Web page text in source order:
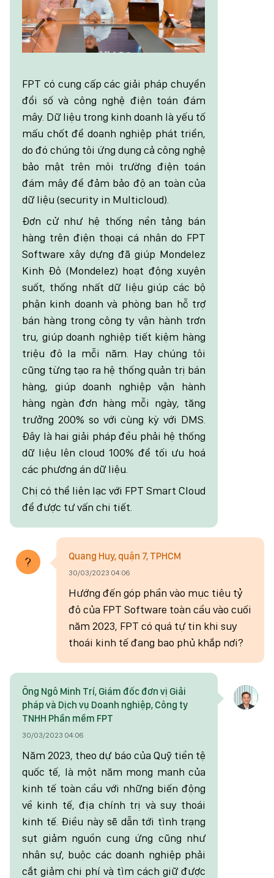
FPT có cung cấp các giải pháp chuyển
đổi số và công nghệ điện toán đám
mây. Dữ liệu trong kinh doanh là yếu tố
mấu chốt để doanh nghiệp phát triển,
do đó chúng tôi ứng dụng cả công nghệ
bảo mật trên môi trường điện toán
đám mây để đảm bảo độ an toàn của
dữ liệu (security in Multicloud).
Đơn cử như hệ thống nền tảng bán
hàng trên điện thoại cá nhân do FPT
Software xây dựng đã giúp Mondelez
Kinh Đô (Mondelez) hoạt động xuyên
suốt, thống nhất dữ liệu giúp các bộ
phận kinh doanh và phòng ban hỗ trợ
bán hàng trong công ty vận hành trơn
tru, giúp doanh nghiệp tiết kiệm hàng
triệu đô la mỗi năm. Hay chúng tôi
cũng từng tạo ra hệ thống quản trị bán
hàng, giúp doanh nghiệp vận hành
hàng ngàn đơn hàng mỗi ngày, tăng
trưởng 200% so với cùng kỳ với DMS.
Đây là hai giải pháp đều phải hệ thống
dữ liệu lên cloud 100% để tối ưu hoá
các phương án dữ liệu.
Chị có thể liên lạc với FPT Smart Cloud
để được tư vấn chi tiết.
Quang Huy, quận 7, TPHCM
30/03/2023 04:06
Hướng đến góp phần vào mục tiêu tỷ
đô của FPT Software toàn cầu vào cuối
năm 2023, FPT có quá tự tin khi suy
thoái kinh tế đang bao phủ khắp nơi?
Ông Ngô Minh Trí, Giám đốc đơn vị Giải
pháp và Dịch vụ Doanh nghiệp, Công ty
TNHH Phần mềm FPT
30/03/2023 04:06
Năm 2023, theo dự báo của Quỹ tiền tệ
quốc tế, là một năm mong manh của
kinh tế toàn cầu với những biến động
về kinh tế, địa chính trị và suy thoái
kinh tế. Điều này sẽ dẫn tới tình trạng
sụt giảm nguồn cung ứng cũng như
nhân sự, buộc các doanh nghiệp phải
cắt giảm chi phí và tìm cách giữ được